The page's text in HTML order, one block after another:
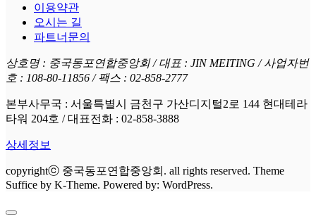
이용약관
오시는 길
파트너문의
상호명 : 중국동포연합중앙회 / 대표 : JIN MEITING / 사업자번
호 : 108-80-11856 / 팩스 : 02-858-2777
본부사무국 : 서울특별시 금천구 가산디지털2로 144 현대테라
타워 204호 / 대표전화 : 02-858-3888
상세정보
copyrightⓒ 중국동포연합중앙회. all rights reserved. Theme
Suffice by K-Theme. Powered by: WordPress.